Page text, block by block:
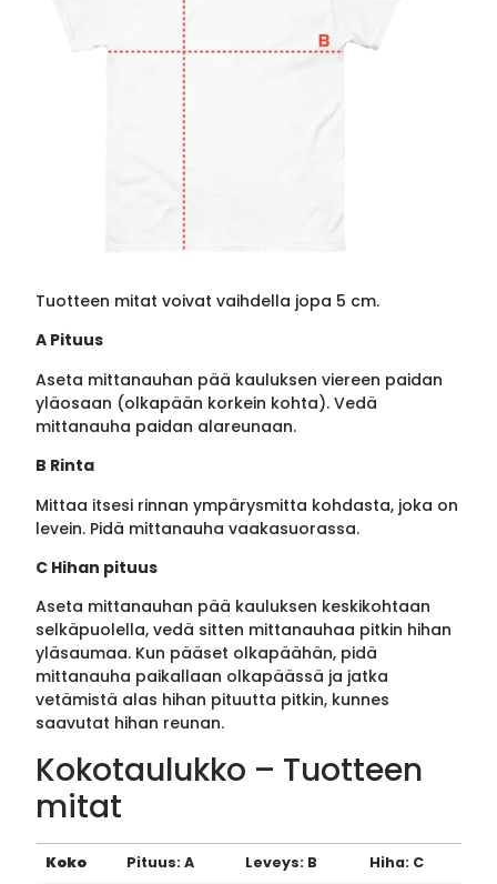
Tuotteen mitat voivat vaihdella jopa 5 cm.
A Pituus
Aseta mittanauhan pää kauluksen viereen paidan
yläosaan (olkapään korkein kohta). Vedä
mittanauha paidan alareunaan.
B Rinta
Mittaa itsesi rinnan ympärysmitta kohdasta, joka on
levein. Pidä mittanauha vaakasuorassa.
C Hihan pituus
Aseta mittanauhan pää kauluksen keskikohtaan
selkäpuolella, vedä sitten mittanauhaa pitkin hihan
yläsaumaa. Kun pääset olkapäähän, pidä
mittanauha paikallaan olkapäässä ja jatka
vetämistä alas hihan pituutta pitkin, kunnes
saavutat hihan reunan.
Kokotaulukko – Tuotteen
mitat
Koko Pituus: A Leveys: B Hiha: C